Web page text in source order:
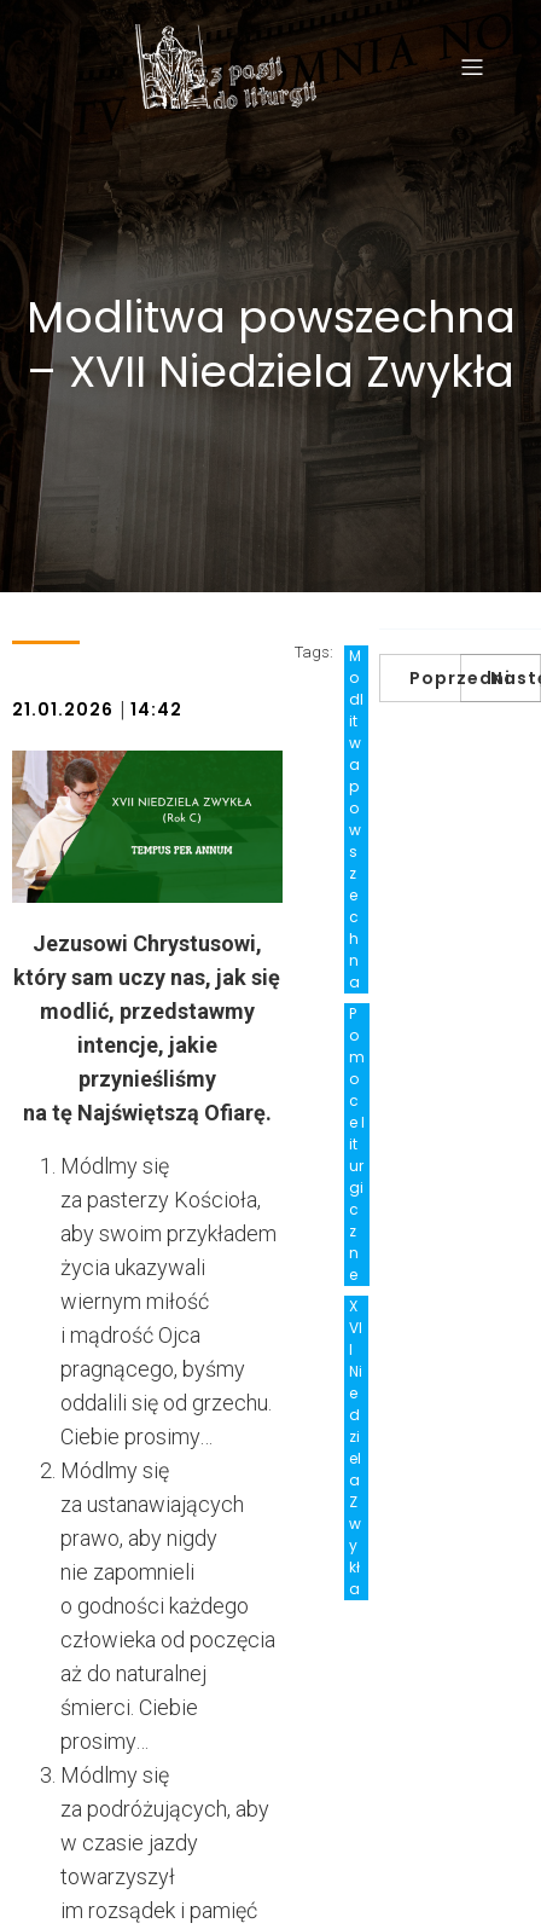
Modlitwa powszechna
– XVII Niedziela Zwykła
21.01.2026 | 14:42
Jezusowi Chrystusowi,
który sam uczy nas, jak się
modlić, przedstawmy
intencje, jakie
przynieśliśmy
na tę Najświętszą Ofiarę.
Módlmy się
za pasterzy Kościoła,
aby swoim przykładem
życia ukazywali
wiernym miłość
i mądrość Ojca
pragnącego, byśmy
oddalili się od grzechu.
Ciebie prosimy…
Módlmy się
za ustanawiających
prawo, aby nigdy
nie zapomnieli
o godności każdego
człowieka od poczęcia
aż do naturalnej
śmierci. Ciebie
prosimy…
Módlmy się
za podróżujących, aby
w czasie jazdy
towarzyszył
im rozsądek i pamięć
Tags:
M
o
dl
it
w
a
p
o
w
s
z
e
c
h
n
a
P
o
m
o
c
e l
it
ur
gi
c
z
n
e
X
VI
I
Ni
e
d
zi
el
a
Z
w
y
kł
a
Poprzedni